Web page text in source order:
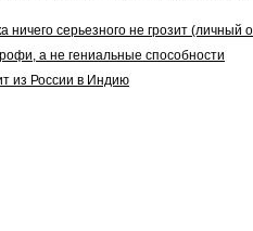
ничего серьезного не грозит (личный
а не гениальные способности
из России в Индию